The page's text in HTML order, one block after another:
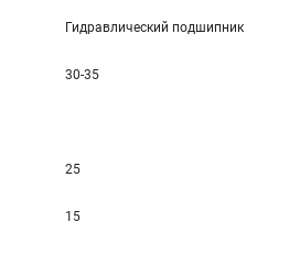
Гидравлический подшипник
30-35
25
15